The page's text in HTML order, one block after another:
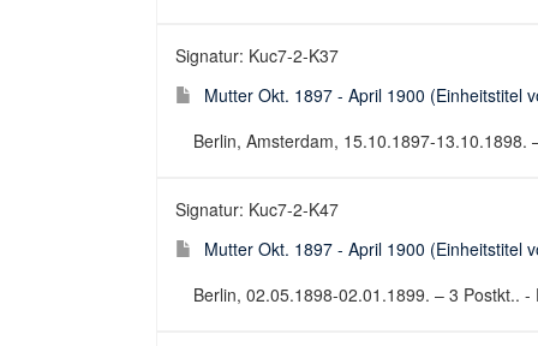
Signatur: Kuc7-2-K37
Mutter Okt. 1897 - April 1900 (Einheitstitel
Berlin, Amsterdam, 15.10.1897-13.10.1898.
Signatur: Kuc7-2-K47
Mutter Okt. 1897 - April 1900 (Einheitstitel
Berlin, 02.05.1898-02.01.1899. – 3 Postkt..